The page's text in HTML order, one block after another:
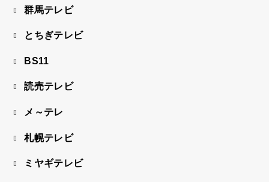
群馬テレビ
とちぎテレビ
BS11
読売テレビ
メ～テレ
札幌テレビ
ミヤギテレビ